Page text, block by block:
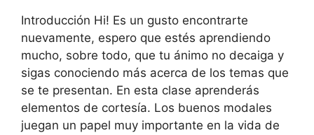
Introducción Hi! Es un gusto encontrarte
nuevamente, espero que estés aprendiendo
mucho, sobre todo, que tu ánimo no decaiga y
sigas conociendo más acerca de los temas que
se te presentan. En esta clase aprenderás
elementos de cortesía. Los buenos modales
juegan un papel muy importante en la vida de